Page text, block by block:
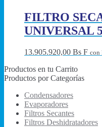
FILTRO
UNIVERSAL
13.905.920,00 Bs F con
Productos en tu Carrito
Productos por Categorías
Condensadores
Evaporadores
Filtros Secantes
Filtros Deshidratadores